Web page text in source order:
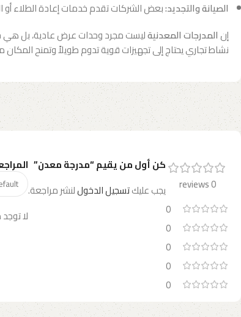
الصيانة والتجديد:بعض الشركات تقدم خدمات إعادة الطلاء أو
إن المدرجات المعدنيةليست مجرد وحدات عرض عادية، بل هي
نشاط تجاري يحتاج إلى تجهيزات قوية تدوم طويلاً وتمنح
0 reviews
0
0
0
0
0
لا
كن أول من يقيم “مدرجة معدن”
يجب عليكتسجيل الدخوللنشر مراجعة.